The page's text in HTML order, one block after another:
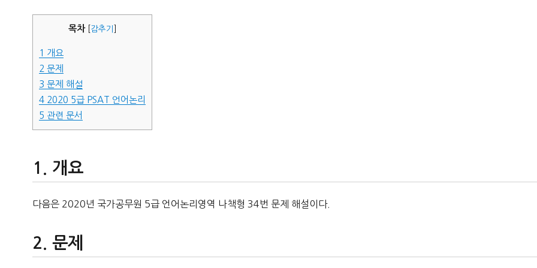
자
목차 감추기
1 개요
2 문제
3 문제 해설
4 2020 5급 PSAT 언어논리
5 관련 문서
개요
다음은 2020년 국가공무원 5급 언어논리영역 나책형 34번 문제 해설이다.
문제